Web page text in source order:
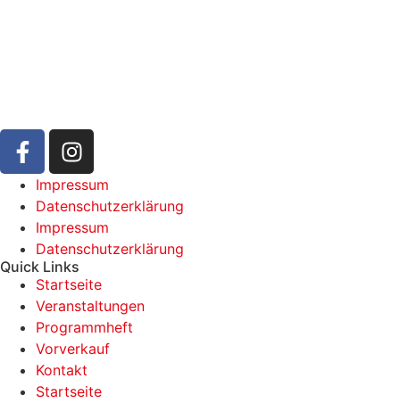
Impressum
Datenschutzerklärung
Impressum
Datenschutzerklärung
Quick Links
Startseite
Veranstaltungen
Programmheft
Vorverkauf
Kontakt
Startseite